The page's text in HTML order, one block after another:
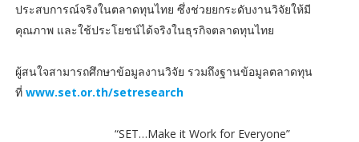
ประสบการณ์จริงในตลาดทุนไทย ซึ่งช่วยยกระดับงานวิจัยให้มี
คุณภาพ และใช้ประโยชน์ได้จริงในธุรกิจตลาดทุนไทย
ผู้สนใจสามารถศึกษาข้อมูลงานวิจัย รวมถึงฐานข้อมูลตลาดทุน
ที่ www.set.or.th/setresearch
“SET…Make it Work for Everyone”